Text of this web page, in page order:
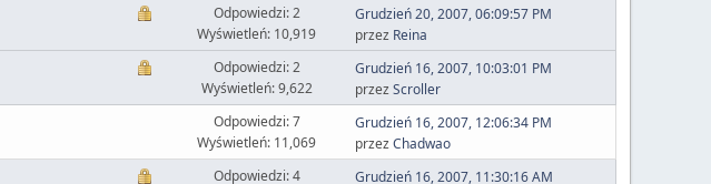
Odpowiedzi: 2
Wyświetleń: 10,919
Grudzień 20, 2007, 06:09:57 PM
przez Reina
Odpowiedzi: 2
Wyświetleń: 9,622
Grudzień 16, 2007, 10:03:01 PM
przezScroller
Odpowiedzi: 7
Wyświetleń: 11,069
Grudzień 16, 2007, 12:06:34 PM
przezChadwao
Odpowiedzi: 4
Grudzień 16, 2007, 11:30:16 AM